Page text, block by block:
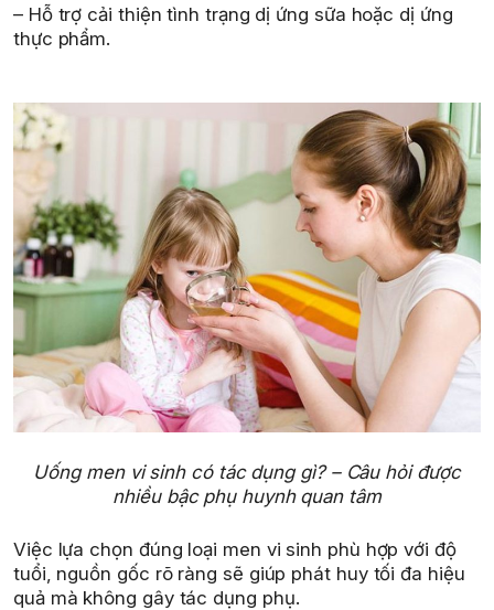
– Hỗ trợ cải thiện tình trạng dị ứng sữa hoặc dị ứng
thực phẩm.
Uống men vi sinh có tác dụng gì? – Câu hỏi được
nhiều bậc phụ huynh quan tâm
Việc lựa chọn đúng loại men vi sinh phù hợp với độ
tuổi, nguồn gốc rõ ràng sẽ giúp phát huy tối đa hiệu
quả mà không gây tác dụng phụ.